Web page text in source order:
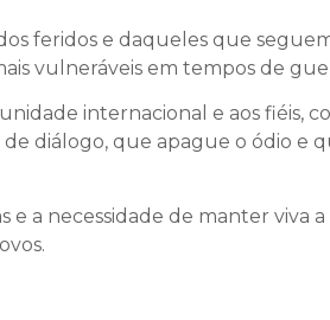
feridos e daqueles que
vulneráveis em tempos de
internacional e aos fiéis,
diálogo, que apague o ódio e
a necessidade de manter viva